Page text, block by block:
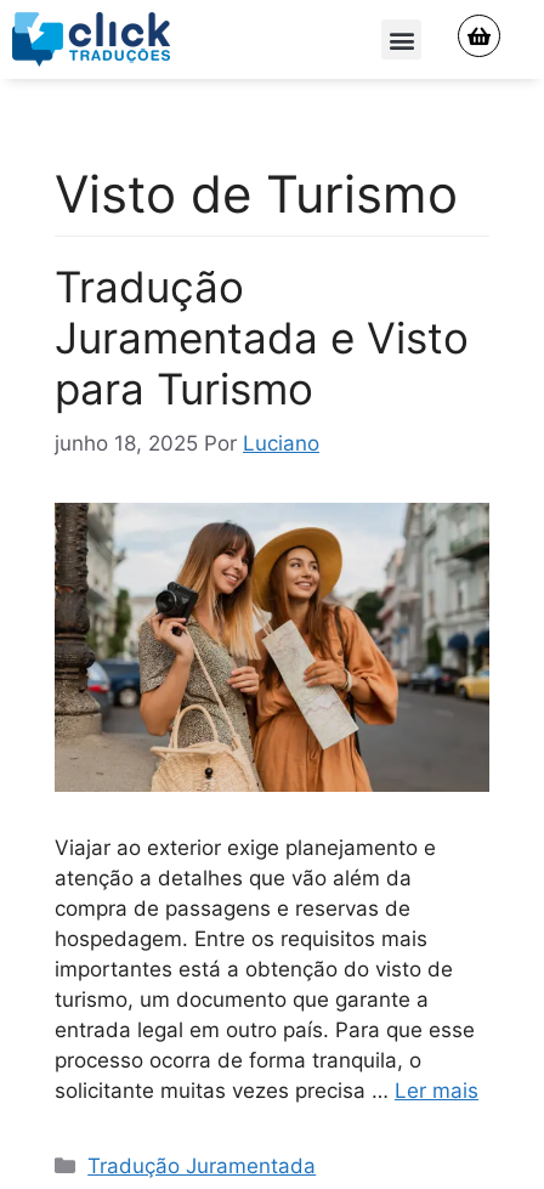
Visto de Turismo
Tradução
Juramentada e Visto
para Turismo
junho 18, 2025 Por Luciano
Viajar ao exterior exige planejamento e
atenção a detalhes que vão além da
compra de passagens e reservas de
hospedagem. Entre os requisitos mais
importantes está a obtenção do visto de
turismo, um documento que garante a
entrada legal em outro país. Para que esse
processo ocorra de forma tranquila, o
solicitante muitas vezes precisa … Ler mais
Tradução Juramentada